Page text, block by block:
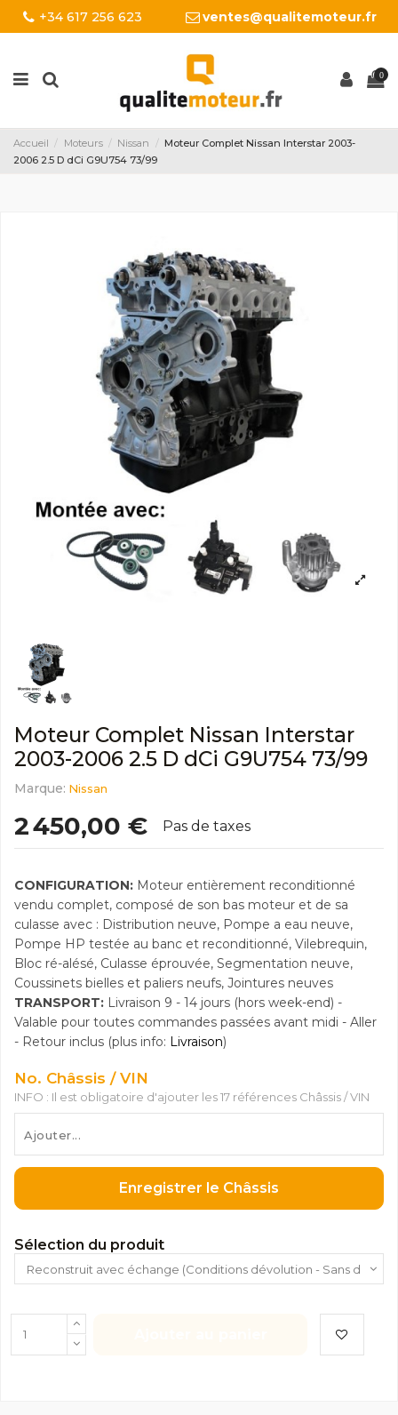
+34 617 256 623 ventes@qualitemoteur.fr
0
Accueil Moteurs Nissan
Moteur Complet Nissan Interstar 2003-
2006 2.5 D dCi G9U754 73/99
Moteur Complet Nissan Interstar
2003-2006 2.5 D dCi G9U754 73/99
Marque: Nissan
2 450,00 € Pas de taxes
CONFIGURATION: Moteur entièrement reconditionné
vendu complet, composé de son bas moteur et de sa
culasse avec : Distribution neuve, Pompe a eau neuve,
Pompe HP testée au banc et reconditionné, Vilebrequin,
Bloc ré-alésé, Culasse éprouvée, Segmentation neuve,
Coussinets bielles et paliers neufs, Jointures neuves
TRANSPORT: Livraison 9 - 14 jours (hors week-end) -
Valable pour toutes commandes passées avant midi - Aller
- Retour inclus (plus info: Livraison)
No. Châssis / VIN
INFO : Il est obligatoire d'ajouter les 17 références Châssis / VIN
Enregistrer le Châssis
Sélection du produit